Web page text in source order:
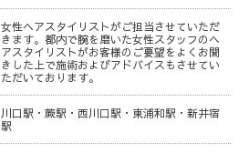
女性ヘアスタイリストがご担当させていただ
きます。都内で腕を磨いた女性スタッフのヘ
アスタイリストがお客様のご要望をよくお聞
きした上で施術およびアドバイスもさせてい
ただいております。
川口駅・蕨駅・西川口駅・東浦和駅・新井宿
駅